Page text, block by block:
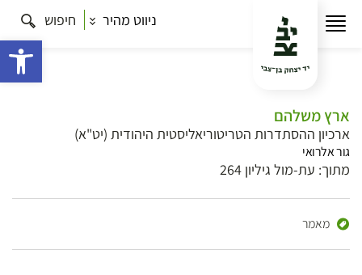
ניווט מהיר חיפוש
ארץ משלהם
ארכיון ההסתדרות הטריטוריאליסטית היהודית (יט"א)
גור אלרואי
מתוך: עת-מול גיליון 264
מאמר